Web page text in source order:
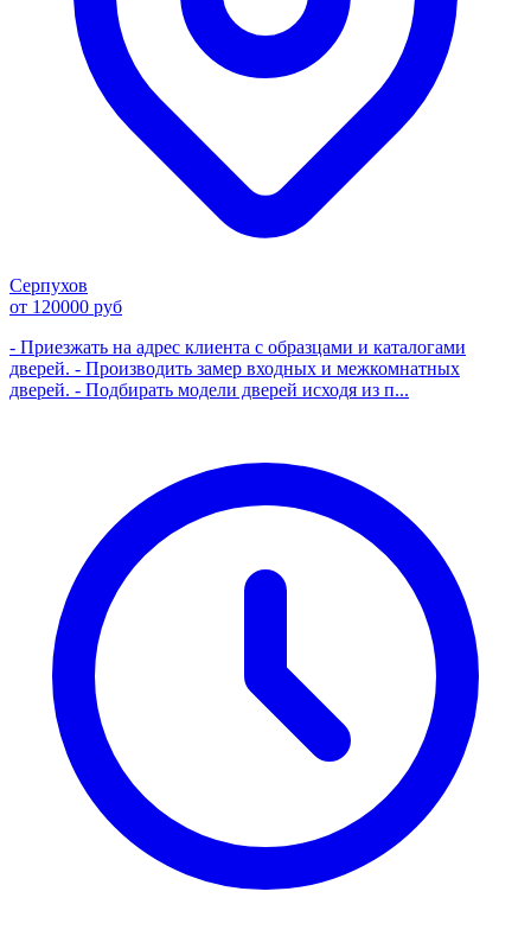
Серпухов
от 120000 руб
- Приезжать на адрес клиента с образцами и каталогами
дверей. - Производить замер входных и межкомнатных
дверей. - Подбирать модели дверей исходя из п...